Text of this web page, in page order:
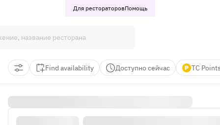
Для рестораторовПомощь
Find availability Доступно сейчас TC